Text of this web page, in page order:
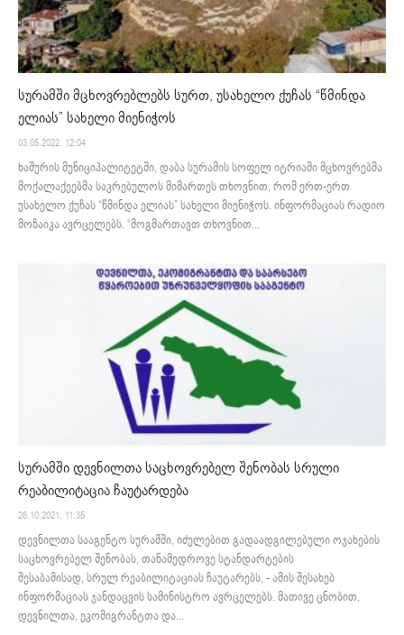
სურამში მცხოვრებლებს სურთ, უსახელო ქუჩას “წმინდა
ელიას” სახელი მიენიჭოს
03.05.2022. 12:04
ხაშურის მუნიციპალიტეტში, დაბა სურამის სოფელ იტრიაში მცხოვრებმა
მოქალაქეებმა საკრებულოს მიმართეს თხოვნით, რომ ერთ-ერთ
უსახელო ქუჩას “წმინდა ელიას” სახელი მიენიჭოს. ინფორმაციას რადიო
მოზაიკა ავრცელებს. “მოგმართავთ თხოვნით...
სურამში დევნილთა საცხოვრებელ შენობას სრული
რეაბილიტაცია ჩაუტარდება
26.10.2021. 11:35
დევნილთა სააგენტო სურამში, იძულებით გადაადგილებული ოჯახების
საცხოვრებელ შენობას, თანამედროვე სტანდარტების
შესაბამისად, სრულ რეაბილიტაციას ჩაუტარებს, - ამის შესახებ
ინფორმაციას ჯანდაცვის სამინისტრო ავრცელებს. მათივე ცნობით,
დევნილთა, ეკომიგრანტთა და...